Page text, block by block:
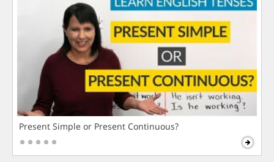
Present Simple or Present Continuous?